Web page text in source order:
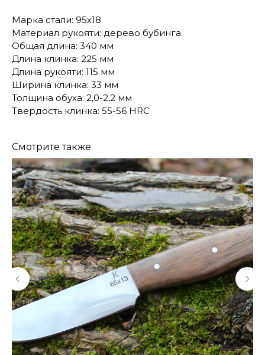
Марка стали: 95х18
Материал рукояти: дерево бубинга
Общая длина: 340 мм
Длина клинка: 225 мм
Длина рукояти: 115 мм
Ширина клинка: 33 мм
Толщина обуха: 2,0-2,2 мм
Твердость клинка: 55-56 HRC
Смотрите также
КОНТАКТЫ
Консультации по телефону и онлайн.
Будем рады продемонстрировать вам
нашу продукцию. Позвоните нам или
оставьте запрос на звонок менеджера
для консультации
"НОЖИ ПАВЛОВО", 606104,
ул. Восточная, 3Б (самовывоз), г. Павлово,
Нижегородская обл., Россия
ООО "ПТФ" ИНН 6686090373